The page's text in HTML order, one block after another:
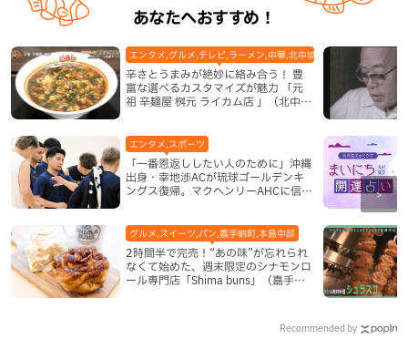
あなたへおすすめ！
辛さとうまみが絶妙に絡み合う！ 豊
富な選べるカスタマイズが魅力 「元
祖 辛麺屋 桝元 ライカム店 」（北中城
エンタメ,グルメ,テレビ,ラーメン,中華,北中城村,地域,本島中部
「一番恩返ししたい人のために」沖縄
出身・幸地渉ACが琉球ゴールデンキ
ングス復帰。マクヘンリーAHCに信頼
エンタメ,スポーツ
2時間半で完売！“あの味”が忘れられ
なくて始めた、週末限定のシナモンロ
ール専門店「Shima buns」（嘉手納
グルメ,スイーツ,パン,嘉手納町,本島中部
Recommended by